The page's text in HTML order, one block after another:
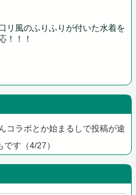
リ風のふりふりが付いた水着を
！！！
コラボとか始まるしで投稿が途
す（4/27）